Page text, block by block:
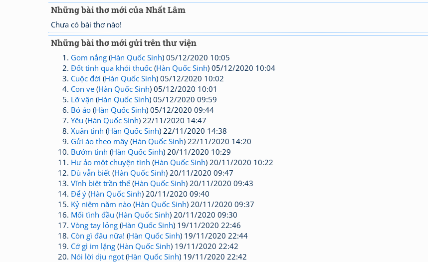
Những bài thơ mới của Nhất Lâm
Chưa có bài thơ nào!
Những bài thơ mới gửi trên thư viện
Gom nắng (Hàn Quốc Sinh) 05/12/2020 10:05
Đốt tình qua khói thuốc (Hàn Quốc Sinh) 05/12/2020 10:04
Cuộc đời (Hàn Quốc Sinh) 05/12/2020 10:02
Con ve (Hàn Quốc Sinh) 05/12/2020 10:01
Lỡ vận (Hàn Quốc Sinh) 05/12/2020 09:59
Bỏ áo (Hàn Quốc Sinh) 05/12/2020 09:44
Yêu (Hàn Quốc Sinh) 22/11/2020 14:47
Xuân tình (Hàn Quốc Sinh) 22/11/2020 14:38
Gửi áo theo mây (Hàn Quốc Sinh) 22/11/2020 14:20
Bướm tình (Hàn Quốc Sinh) 20/11/2020 10:29
Hư ảo một chuyện tình (Hàn Quốc Sinh) 20/11/2020 10:22
Dù vẫn biết (Hàn Quốc Sinh) 20/11/2020 09:47
Vĩnh biệt trần thế (Hàn Quốc Sinh) 20/11/2020 09:43
Để ý (Hàn Quốc Sinh) 20/11/2020 09:40
Kỷ niệm năm nào (Hàn Quốc Sinh) 20/11/2020 09:37
Mối tình đầu (Hàn Quốc Sinh) 20/11/2020 09:30
Vòng tay lỏng (Hàn Quốc Sinh) 19/11/2020 22:46
Còn gì đâu nữa! (Hàn Quốc Sinh) 19/11/2020 22:44
Cớ gì im lặng (Hàn Quốc Sinh) 19/11/2020 22:42
Nói lời dịu ngọt (Hàn Quốc Sinh) 19/11/2020 22:42